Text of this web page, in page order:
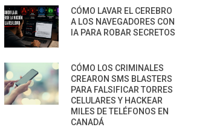
CÓMO LAVAR EL CEREBRO
A LOS NAVEGADORES CON
IA PARA ROBAR SECRETOS
CÓMO LOS CRIMINALES
CREARON SMS BLASTERS
PARA FALSIFICAR TORRES
CELULARES Y HACKEAR
MILES DE TELÉFONOS EN
CANADÁ